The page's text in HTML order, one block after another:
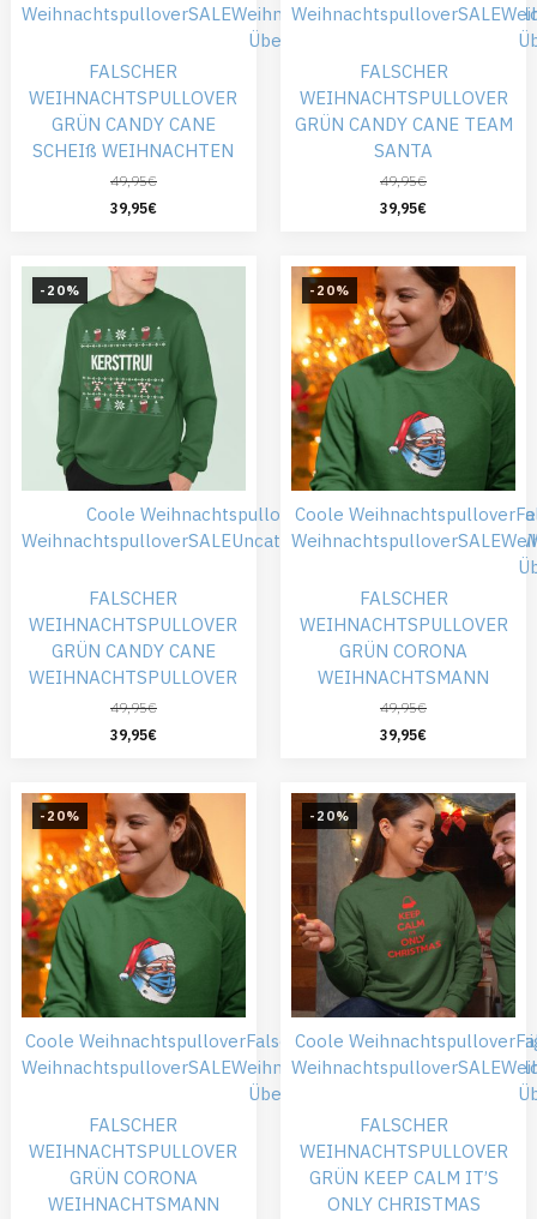
WeihnachtspulloverSALEWeihnachtskleidung
Übergröße
FALSCHER
WEIHNACHTSPULLOVER
GRÜN CANDY CANE
SCHEIß WEIHNACHTEN
49,95€
39,95€
WeihnachtspulloverSALE
FALSCHER
WEIHNACHTSPULLOVER
GRÜN CANDY CANE TEAM
SANTA
49,95€
39,95€
-20%
Coole WeihnachtspulloverFalsche
WeihnachtspulloverSALEUncategorizedWeihnachtskleidung
FALSCHER
WEIHNACHTSPULLOVER
GRÜN CANDY CANE
WEIHNACHTSPULLOVER
49,95€
39,95€
-20%
Coole Weihnachtspullover
WeihnachtspulloverSALE
FALSCHER
WEIHNACHTSPULLOVER
GRÜN CORONA
WEIHNACHTSMANN
49,95€
39,95€
-20%
Coole WeihnachtspulloverFalsche Weihnachtspullover
WeihnachtspulloverSALEWeihnachtskleidung
Übergröße
FALSCHER
WEIHNACHTSPULLOVER
GRÜN CORONA
WEIHNACHTSMANN
-20%
Coole Weihnachtspullover
WeihnachtspulloverSALE
FALSCHER
WEIHNACHTSPULLOVER
GRÜN KEEP CALM IT’S
ONLY CHRISTMAS